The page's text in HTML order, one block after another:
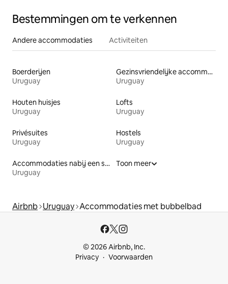
Bestemmingen om te verkennen
Andere accommodaties Activiteiten
Boerderijen
Uruguay
Gezinsvriendelijke accommodaties
Uruguay
Houten huisjes
Uruguay
Lofts
Uruguay
Privésuites
Uruguay
Hostels
Uruguay
Accommodaties nabij een strand
Uruguay
Toon meer
Airbnb Uruguay Accommodaties met bubbelbad
© 2026 Airbnb, Inc.
Privacy
Voorwaarden